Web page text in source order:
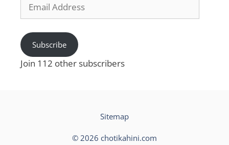
Address
Subscribe
Join 112 other subscribers
Sitemap
© 2026 chotikahini.com